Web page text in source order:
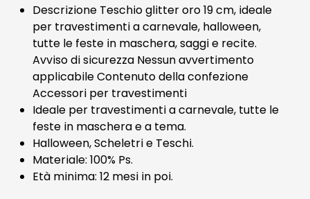
Descrizione Teschio glitter oro 19 cm, ideale
per travestimenti a carnevale, halloween,
tutte le feste in maschera, saggi e recite.
Avviso di sicurezza Nessun avvertimento
applicabile Contenuto della confezione
Accessori per travestimenti
Ideale per travestimenti a carnevale, tutte le
feste in maschera e a tema.
Halloween, Scheletri e Teschi.
Materiale: 100% Ps.
Età minima: 12 mesi in poi.